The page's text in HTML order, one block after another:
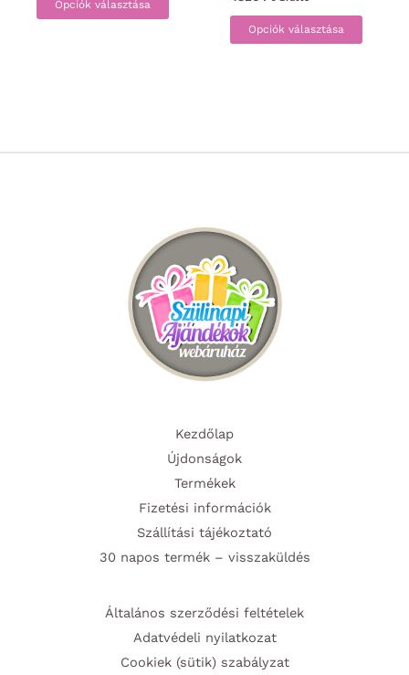
Opciók választása
a
terméknek
választhatók
ki
Opciók választása
Ennek
a
Kezdőlap
Újdonságok
Termékek
Fizetési információk
Szállítási tájékoztató
30 napos termék – visszaküldés
Általános szerződési feltételek
Adatvédeli nyilatkozat
Cookiek (sütik) szabályzat